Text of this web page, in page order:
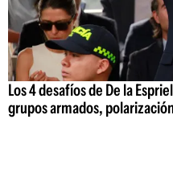
Los 4 desafíos de De la
grupos armados,